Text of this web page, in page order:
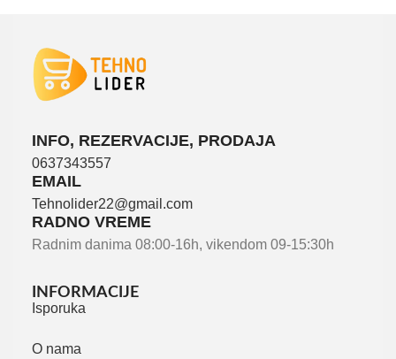
INFO, REZERVACIJE, PRODAJA
0637343557
EMAIL
Tehnolider22@gmail.com
RADNO VREME
Radnim danima 08:00-16h, vikendom 09-15:30h
INFORMACIJE
Isporuka
O nama